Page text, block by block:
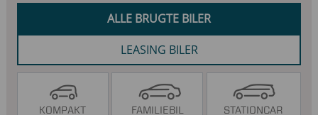
ALLE BRUGTE BILER
LEASING BILER
KOMPAKT FAMILIEBIL STATIONCAR